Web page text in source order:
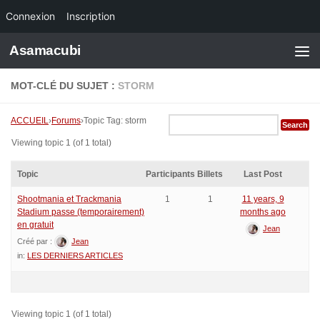
Connexion Inscription
Skip to content
Asamacubi
MOT-CLÉ DU SUJET : STORM
ACCUEIL›Forums›Topic Tag: storm
Viewing topic 1 (of 1 total)
Topic Participants Billets Last Post
Shootmania et Trackmania
Stadium passe (temporairement)
en gratuit
Créé par :
Jean
in: LES DERNIERS ARTICLES
1 1
11 years, 9
months ago
Jean
Viewing topic 1 (of 1 total)